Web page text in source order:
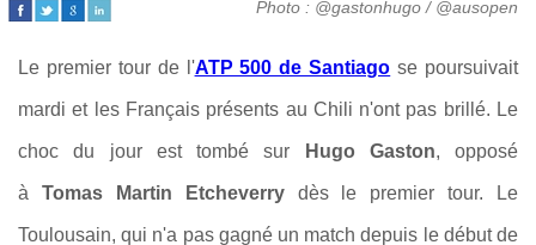
Photo : @gastonhugo / @ausopen
Le premier tour de l'ATP 500 de Santiago se poursuivait
mardi et les Français présents au Chili n'ont pas brillé. Le
choc du jour est tombé sur Hugo Gaston, opposé
à Tomas Martin Etcheverry dès le premier tour. Le
Toulousain, qui n'a pas gagné un match depuis le début de